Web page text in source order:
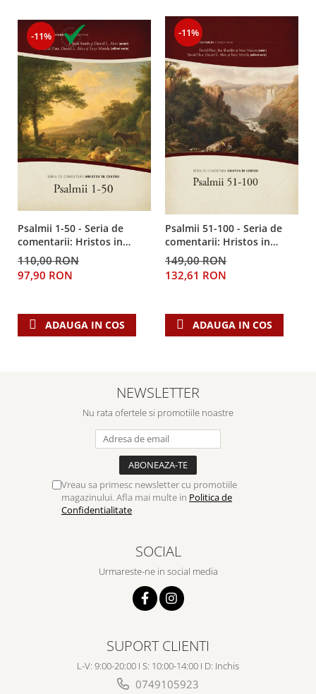
-11%
Psalmii 1-50 - Seria de
comentarii: Hristos in
centru
110,00 RON
97,90 RON
ADAUGA IN COS
-11%
Psalmii 51-100 - Seria de
comentarii: Hristos in
centru
149,00 RON
132,61 RON
ADAUGA IN COS
NEWSLETTER
Nu rata ofertele si promotiile noastre
Vreau sa primesc newsletter cu promotiile
magazinului. Afla mai multe in Politica de
Confidentialitate
SOCIAL
Urmareste-ne in social media
SUPORT CLIENTI
L-V: 9:00-20:00 I S: 10:00-14:00 I D: Inchis
0749105923